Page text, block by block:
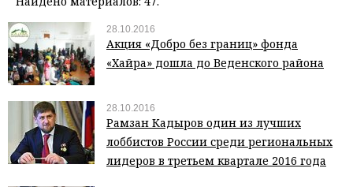
28.10.2016
Акция «Добро без границ» фонда
«Хайра» дошла до Веденского района
28.10.2016
Рамзан Кадыров один из лучших
лоббистов России среди региональных
лидеров в третьем квартале 2016 года